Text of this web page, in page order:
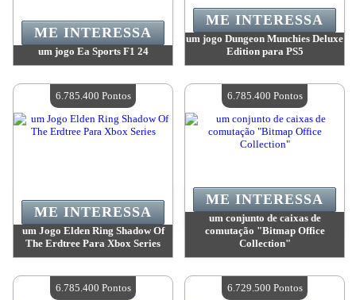
um jogo Ea Sports F1 24
Quantidade disponível:4
ME INTERESSA
um jogo Dungeon Munchies Deluxe
Edition para PS5
Quantidade disponível:4
ME INTERESSA
um Jogo Elden Ring Shadow Of
The Erdtree Para Xbox Series
Quantidade disponível:4
ME INTERESSA
6.785.400 Pontos
um conjunto de caixas de
comutação "Bitmap Office
Collection"
Quantidade disponível:4
ME INTERESSA
6.785.400 Pontos
6.785.400 Pontos 6.729.500 Pontos